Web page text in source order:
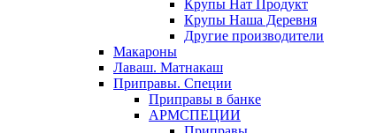
Крупы Нат Продукт
Крупы Наша Деревня
Другие производители
Макароны
Лаваш. Матнакаш
Приправы. Специи
Приправы в банке
АРМСПЕЦИИ